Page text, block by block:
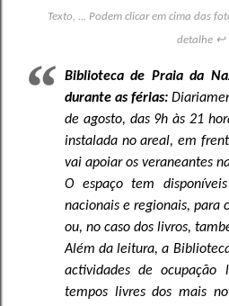
Texto, ... Podem clicar em cima das
detalhe ↩
Biblioteca de Praia da
durante as férias:
de agosto, das 9h às 21
instalada no areal, em
vai apoiar os veraneantes
O espaço tem
nacionais e regionais, para
ou, no caso dos livros,
Além da leitura, a
actividades de ocupação
tempos livres dos mais